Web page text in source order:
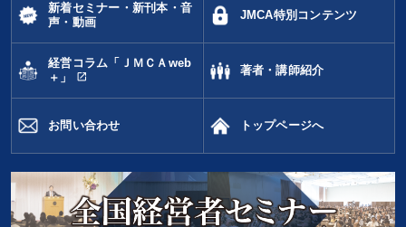
新着セミナー・新刊本・音
声・動画
JMCA特別コンテンツ
経営コラム「ＪＭＣＡweb
＋」
open_in_new
著者・講師紹介
お問い合わせ トップページへ